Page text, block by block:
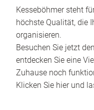
Kesseböhmer steht
höchste Qualität, die
organisieren.
Besuchen Sie jetzt
entdecken Sie eine
Zuhause noch
Klicken Sie hier und